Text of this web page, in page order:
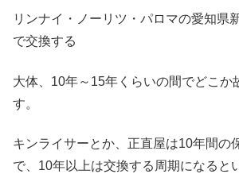
リンナイ・ノーリツ・パロマの愛知県
で交換する
大体、10年～15年くらいの間でどこか
す。
キンライサーとか、正直屋は10年間の
で、10年以上は交換する周期になると